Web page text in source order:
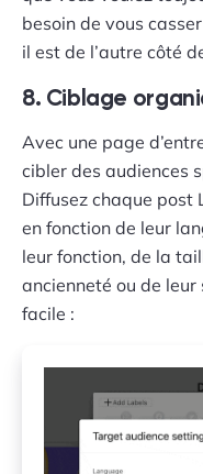
besoin de vous
il est de l’autre côté
8. Ciblage
Avec une page
cibler des audiences
Diffusez chaque post
en fonction de leur
leur fonction, de la
ancienneté ou de leur
facile :